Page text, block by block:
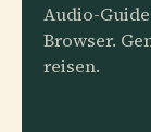
Audio-
Browser.
reisen.